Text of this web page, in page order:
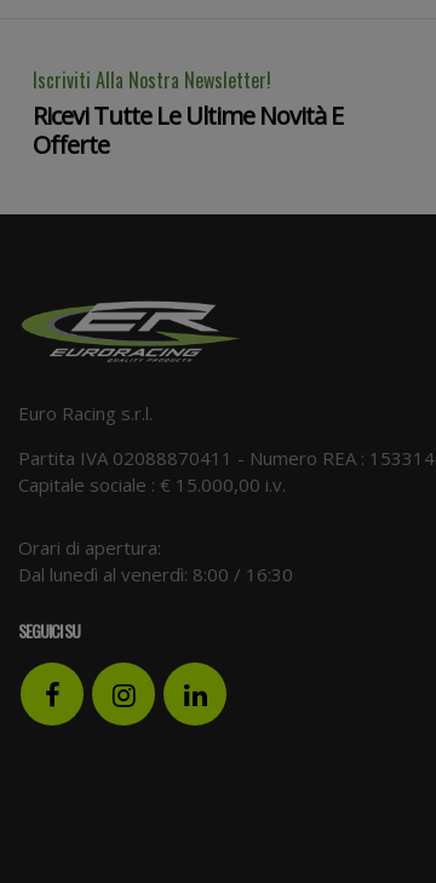
Iscriviti Alla Nostra Newsletter!
Ricevi Tutte Le Ultime Novità E
Offerte
Euro Racing s.r.l.
Partita IVA 02088870411 - Numero REA : 153314
Capitale sociale : € 15.000,00 i.v.
Orari di apertura:
Dal lunedì al venerdì: 8:00 / 16:30
SEGUICI SU
FacebookInstagramLinkedIn